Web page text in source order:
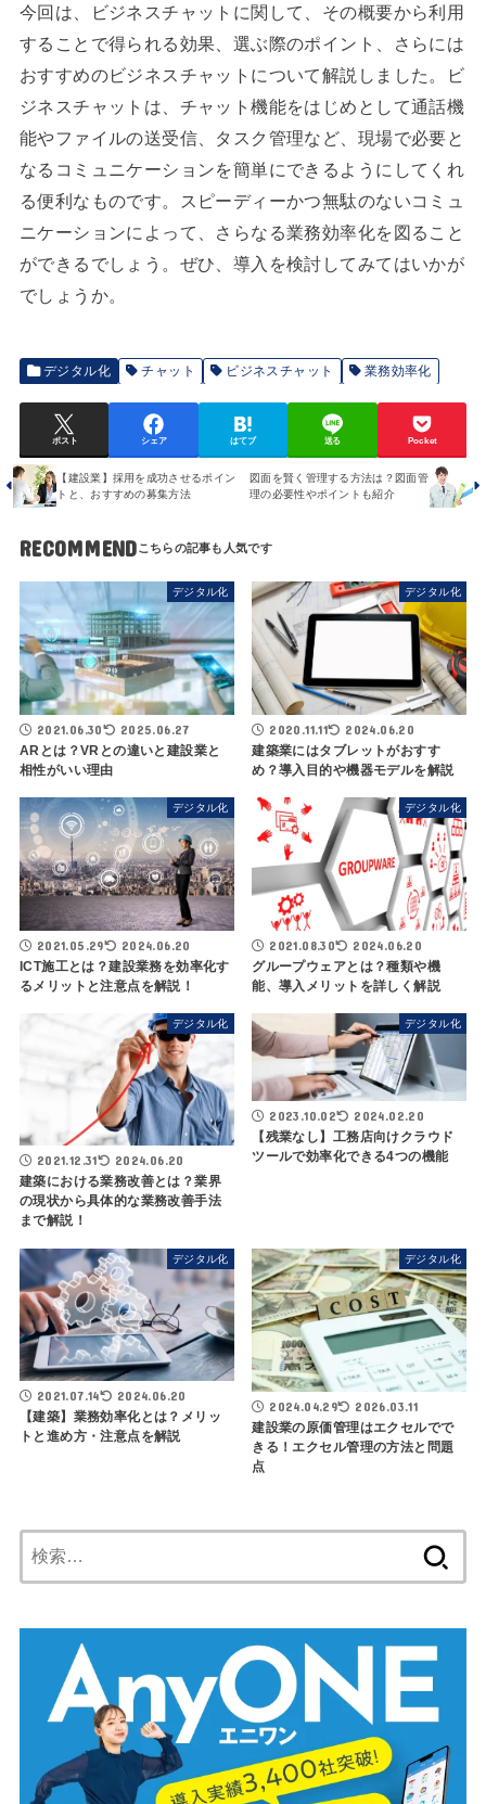
今回は、ビジネスチャットに関して、その概要から利用
することで得られる効果、選ぶ際のポイント、さらには
おすすめのビジネスチャットについて解説しました。ビ
ジネスチャットは、チャット機能をはじめとして通話機
能やファイルの送受信、タスク管理など、現場で必要と
なるコミュニケーションを簡単にできるようにしてくれ
る便利なものです。スピーディーかつ無駄のないコミュ
ニケーションによって、さらなる業務効率化を図ること
ができるでしょう。ぜひ、導入を検討してみてはいかが
でしょうか。
デジタル化 チャット ビジネスチャット 業務効率化
ポスト シェア はてブ 送る Pocket
【建設業】採用を成功させるポイン
トと、おすすめの募集方法
図面を賢く管理する方法は？図面管
理の必要性やポイントも紹介
RECOMMEND
デジタル化
2021.06.30 2025.06.27
ARとは？VRとの違いと建設業と
相性がいい理由
デジタル化
2020.11.11 2024.06.20
建築業にはタブレットがおすす
め？導入目的や機器モデルを解説
デジタル化
2021.05.29 2024.06.20
ICT施工とは？建設業務を効率化す
るメリットと注意点を解説！
デジタル化
2021.08.30 2024.06.20
グループウェアとは？種類や機
能、導入メリットを詳しく解説
デジタル化
2021.12.31 2024.06.20
建築における業務改善とは？業界
の現状から具体的な業務改善手法
まで解説！
デジタル化
2023.10.02 2024.02.20
【残業なし】工務店向けクラウド
ツールで効率化できる4つの機能
デジタル化
2021.07.14 2024.06.20
【建築】業務効率化とは？メリッ
トと進め方・注意点を解説
デジタル化
2024.04.29 2026.03.11
建設業の原価管理はエクセルでで
きる！エクセル管理の方法と問題
点
索: